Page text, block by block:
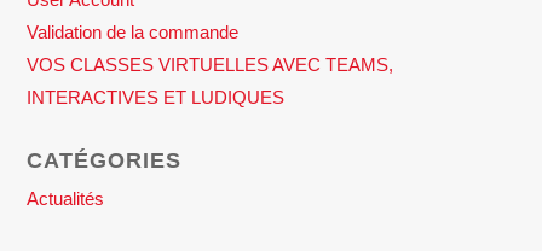
Validation de la commande
VOS CLASSES VIRTUELLES AVEC TEAMS,
INTERACTIVES ET LUDIQUES
CATÉGORIES
Actualités